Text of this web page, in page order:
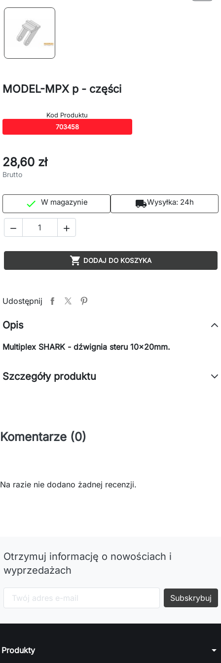
MODEL-MPX p - części
Kod Produktu
703458
28,60 zł
Brutto
 W magazynie local_shippingWysyłka: 24h
 
 DODAJ DO KOSZYKA
Udostępnij
Opis
Multiplex SHARK - dźwignia steru 10x20mm.
Szczegóły produktu
Komentarze (0)
Na razie nie dodano żadnej recenzji.
Otrzymuj informację o nowościach i
wyprzedażach
Produkty arrow_drop_down